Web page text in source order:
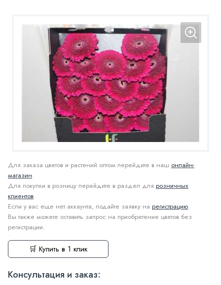
Для заказа цветов и растений оптом перейдите в наш онлайн-
магазин.
Для покупки в розницу перейдите в раздел для розничных
клиентов.
Если у вас еще нет аккаунта, подайте заявку на регистрацию.
Вы также можете оставить запрос на приобретение цветов без
регистрации.
🛒 Купить в 1 клик
Консультация и заказ: